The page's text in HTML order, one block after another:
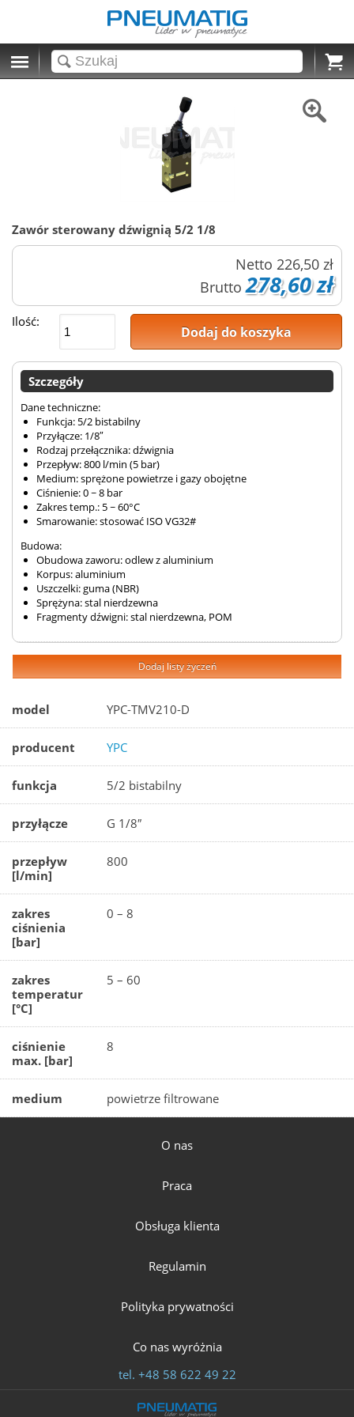
Cart
Zawór sterowany dźwignią 5/2 1/8
Netto 226,50 zł
Brutto 278,60 zł
Ilość:
Dodaj do koszyka
Szczegóły
Dane techniczne:
Funkcja: 5/2 bistabilny
Przyłącze: 1/8″
Rodzaj przełącznika: dźwignia
Przepływ: 800 l/min (5 bar)
Medium: sprężone powietrze i gazy obojętne
Ciśnienie: 0 ~ 8 bar
Zakres temp.: 5 ~ 60°C
Smarowanie: stosować ISO VG32#
Budowa:
Obudowa zaworu: odlew z aluminium
Korpus: aluminium
Uszczelki: guma (NBR)
Sprężyna: stal nierdzewna
Fragmenty dźwigni: stal nierdzewna, POM
Dodaj listy życzeń
model YPC-TMV210-D
producent YPC
funkcja 5/2 bistabilny
przyłącze G 1/8″
przepływ
[l/min]
800
zakres
ciśnienia
[bar]
0 – 8
zakres
temperatur
[°C]
5 – 60
ciśnienie
max. [bar]
8
medium powietrze filtrowane
O nas
Praca
Obsługa klienta
Regulamin
Polityka prywatności
Co nas wyróżnia
tel. +48 58 622 49 22